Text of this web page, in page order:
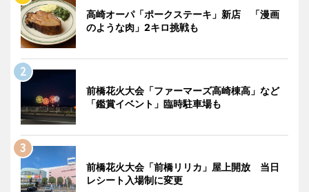
高崎オーパ「ポークステーキ」新店 「漫画
のような肉」2キロ挑戦も
前橋花火大会「ファーマーズ高崎棟高」など
「鑑賞イベント」臨時駐車場も
前橋花火大会「前橋リリカ」屋上開放 当日
レシート入場制に変更